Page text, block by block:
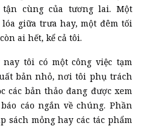
cùng của tương lai. Một
giữa trưa hay, một đêm tối
ai hết, kể cả tôi.
tôi có một công việc tạm
bản nhỏ, nơi tôi phụ trách
các bản thảo đang được xem
cáo ngắn về chúng. Phần
sách mỏng hay các tác phẩm